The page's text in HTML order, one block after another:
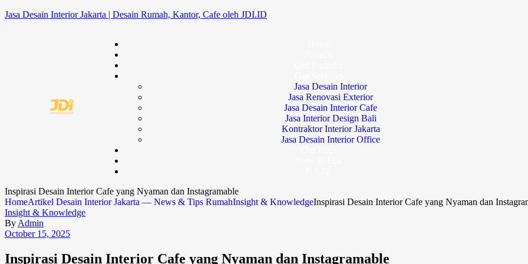
Jasa Desain Interior Jakarta | Desain Rumah, Kantor, Cafe oleh JDI.ID
Jasa Desain Interior
Jasa Renovasi Exterior
Jasa Desain Interior Cafe
Jasa Interior Design Bali
Kontraktor Interior Jakarta
Jasa Desain Interior Office
Inspirasi Desain Interior Cafe yang Nyaman dan Instagramable
HomeArtikel Desain Interior Jakarta — News & Tips RumahInsight & KnowledgeInspirasi Desain Interior Cafe yang Nyaman dan
Insight & Knowledge
By Admin
October 15, 2025
Inspirasi Desain Interior Cafe yang Nyaman dan Instagramable